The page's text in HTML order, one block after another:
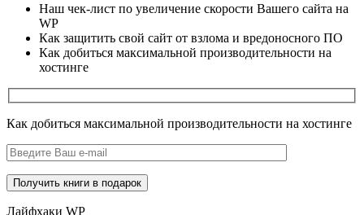
Наш чек-лист по увеличение скорости Вашего сайта на
WP
Как защитить свой сайт от взлома и вредоносного ПО
Как добиться максимальной производительности на
хостинге
Как добиться максимальной производительности на хостинге
Лайфхаки WP